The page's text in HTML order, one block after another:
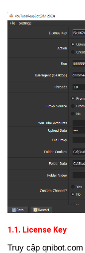
1.1. License Key
Truy cập qnibot.com